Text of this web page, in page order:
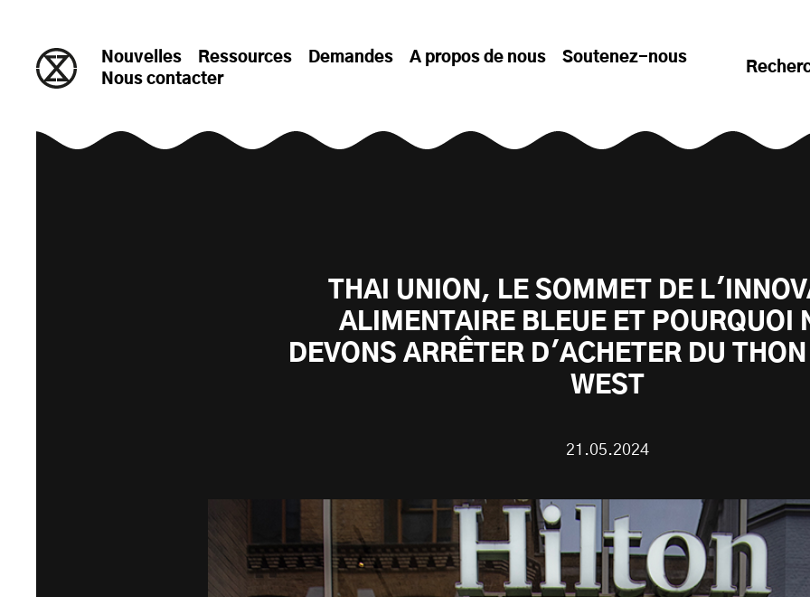
Nouvelles Ressources Demandes A propos de nous
Soutenez-nous
Nous contacter
THAI UNION, LE SOMMET DE
ALIMENTAIRE BLEUE ET POURQUOI
DEVONS ARRÊTER D'ACHETER DU
WEST
21.05.2024